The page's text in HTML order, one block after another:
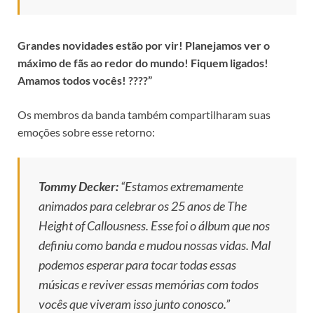
Grandes novidades estão por vir! Planejamos ver o
máximo de fãs ao redor do mundo! Fiquem ligados!
Amamos todos vocês! ????”
Os membros da banda também compartilharam suas
emoções sobre esse retorno:
Tommy Decker:“Estamos extremamente
animados para celebrar os 25 anos deThe
Height of Callousness. Esse foi o álbum que nos
definiu como banda e mudou nossas vidas. Mal
podemos esperar para tocar todas essas
músicas e reviver essas memórias com todos
vocês que viveram isso junto conosco.”